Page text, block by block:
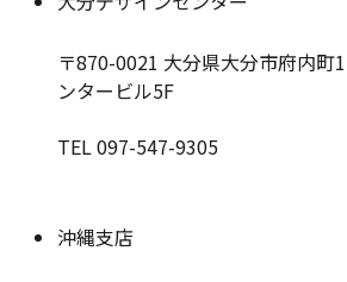
〒870-0021 大分県大分市府内町
ンタービル5F
TEL 097-547-9305
沖縄支店